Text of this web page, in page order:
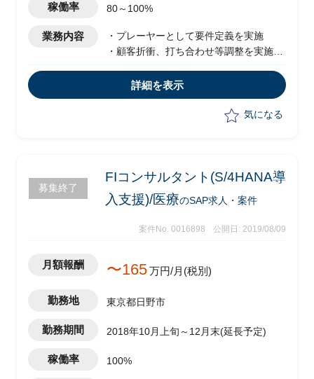
稼働率 80～100%
業務内容
・プレーヤーとして要件定義を実施
・顧客折衝、打ち合わせ等調整を実施
件ヒアリング
詳細を表示
気になる
募集終了
FIコンサルタント(S/4HANA導
入支援)/医療のSAP求人・案件
案件No. 0016898 公開日: 2019/08/09
月額報酬 〜165万円/月(税別)
勤務地 東京都日野市
勤務期間 2018年10月上旬～12月末(延長予定)
稼働率 100%